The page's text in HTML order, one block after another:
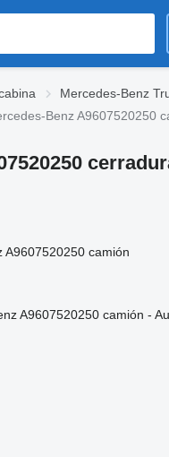
Mercedes-Benz
Benz A9607520250
camión